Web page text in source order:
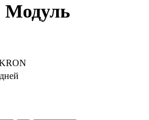
Модуль